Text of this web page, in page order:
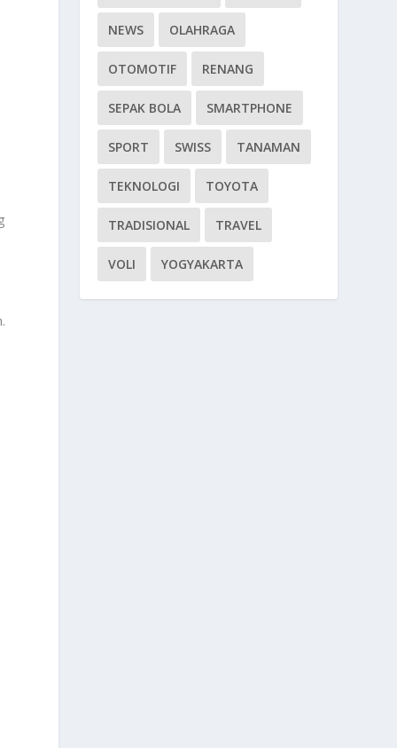
NEWS OLAHRAGA
OTOMOTIF RENANG
SEPAK BOLA SMARTPHONE
SPORT SWISS TANAMAN
TEKNOLOGI TOYOTA
TRADISIONAL TRAVEL
VOLI YOGYAKARTA